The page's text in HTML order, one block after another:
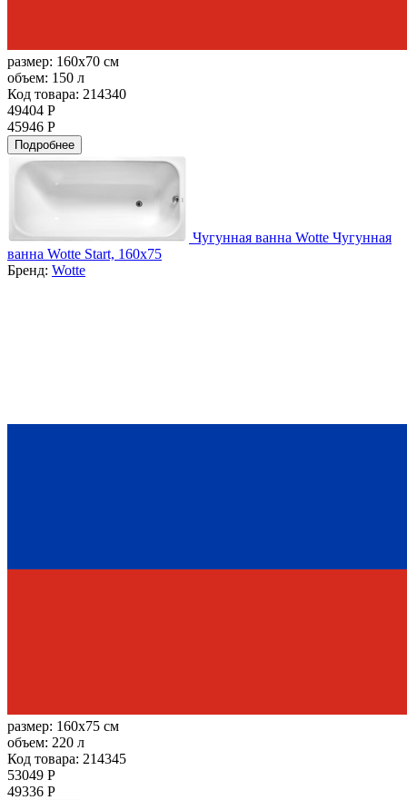
размер: 160x70 см
объем: 150 л
Код товара: 214340
49404 Р
45946 Р
Подробнее
Чугунная ванна Wotte Чугунная
ванна Wotte Start, 160х75
Бренд: Wotte
размер: 160x75 см
объем: 220 л
Код товара: 214345
53049 Р
49336 Р